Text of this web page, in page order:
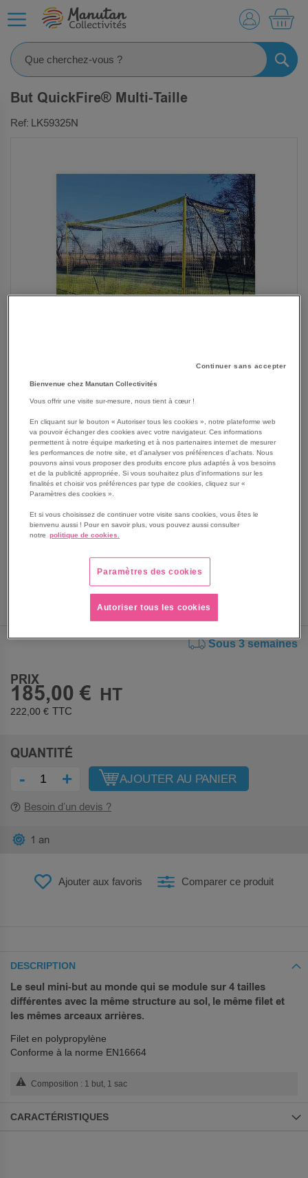
But QuickFire® Multi-Taille
Ref: LK59325N
SKIP
BEGINNING
Les avantages
But de foot mobile
Mini but adaptable aux différents groupes d'âge.
Structure en acier et fibre de verre
Voir le descriptif complet
Sous 3 semaines
PRIX
185,00 €
222,00 €
QUANTITÉ
- + AJOUTER AU PANIER
Besoin d’un devis ?
Ajouter aux favoris Comparer ce produit
1 an
DESCRIPTION
Le seul mini-but au monde qui se module sur 4 tailles
différentes avec la même structure au sol, le même filet et
les mêmes arceaux arrières.
Filet en polypropylène
Conforme à la norme EN16664
Composition : 1 but, 1 sac
CARACTÉRISTIQUES
Continuer sans accepter
Bienvenue chez Manutan Collectivités
Vous offrir une visite sur-mesure, nous tient à cœur !
En cliquant sur le bouton « Autoriser tous les cookies », notre plateforme web
va pouvoir échanger des cookies avec votre navigateur. Ces informations
permettent à notre équipe marketing et à nos partenaires internet de mesurer
les performances de notre site, et d'analyser vos préférences d'achats. Nous
pouvons ainsi vous proposer des produits encore plus adaptés à vos besoins
et de la publicité appropriée. Si vous souhaitez plus d'informations sur les
finalités et choisir vos préférences par type de cookies, cliquez sur «
Paramètres des cookies ».
Et si vous choisissez de continuer votre visite sans cookies, vous êtes le
bienvenu aussi ! Pour en savoir plus, vous pouvez aussi consulter
notre politique de cookies.
Paramètres des cookies
Autoriser tous les cookies